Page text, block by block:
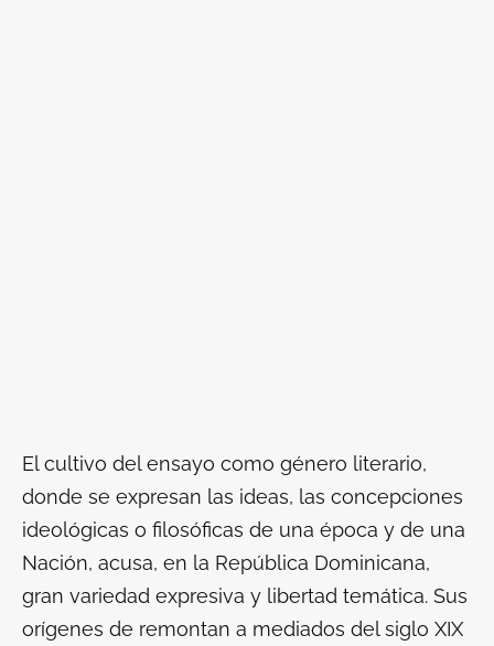
El cultivo del ensayo como género literario,
donde se expresan las ideas, las concepciones
ideológicas o filosóficas de una época y de una
Nación, acusa, en la República Dominicana,
gran variedad expresiva y libertad temática. Sus
orígenes de remontan a mediados del siglo XIX